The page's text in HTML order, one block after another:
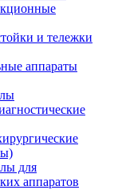
и тележки
аппараты
для
аппаратов